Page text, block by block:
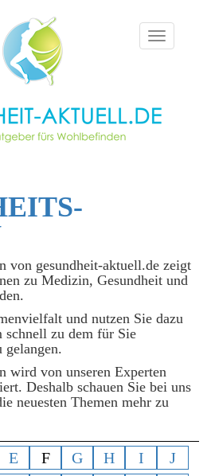
Toggle
navigation
von gesundheit-aktuell.de zeigt
zu Medizin, Gesundheit und
und nutzen Sie dazu
schnell zu dem für Sie
gelangen.
wird von unseren Experten
Deshalb schauen Sie bei uns
neuesten Themen mehr zu
E F G H I
J